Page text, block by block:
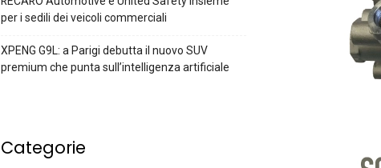
per i sedili dei veicoli commerciali
XPENG G9L: a Parigi debutta il nuovo SUV
premium che punta sull’intelligenza artificiale
Categorie